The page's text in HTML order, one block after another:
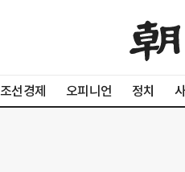
조선경제 오피니언 정치